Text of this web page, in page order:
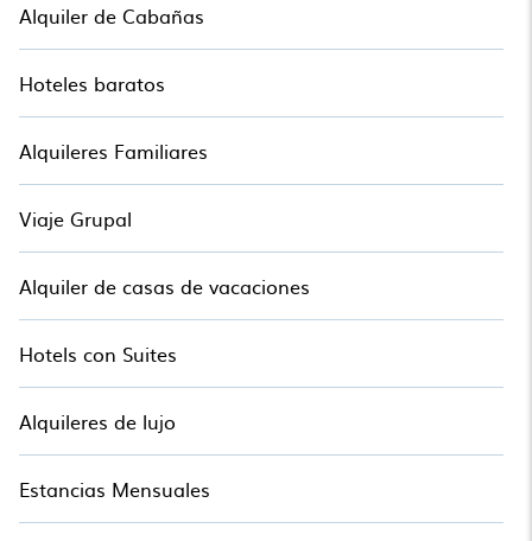
Alquiler de Cabañas
Hoteles baratos
Alquileres Familiares
Viaje Grupal
Alquiler de casas de vacaciones
Hotels con Suites
Alquileres de lujo
Estancias Mensuales